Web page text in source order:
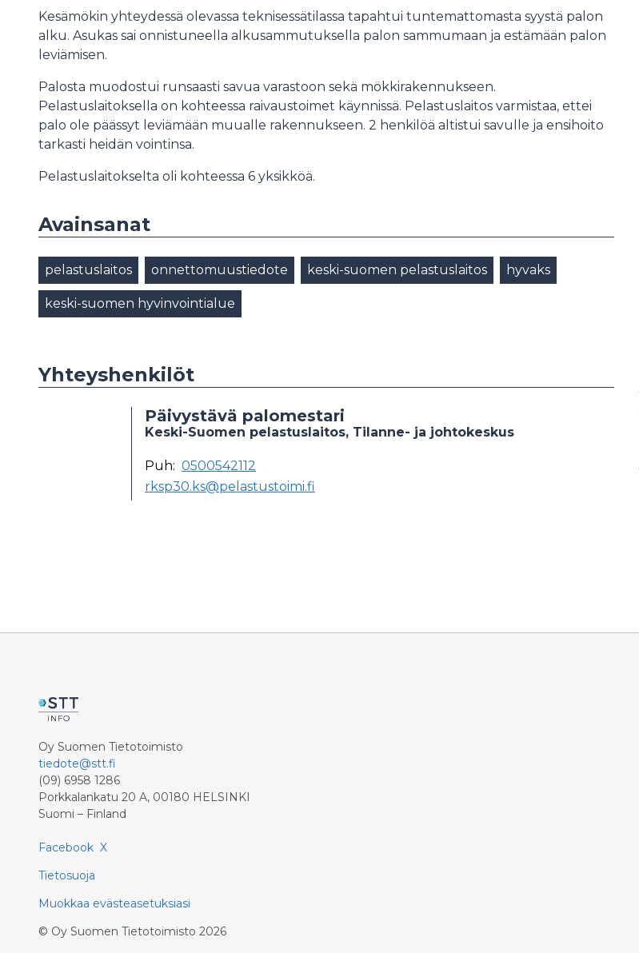
Kesämökin yhteydessä olevassa teknisessätilassa tapahtui tuntemattomasta syystä palon
alku. Asukas sai onnistuneella alkusammutuksella palon sammumaan ja estämään palon
leviämisen.
Palosta muodostui runsaasti savua varastoon sekä mökkirakennukseen.
Pelastuslaitoksella on kohteessa raivaustoimet käynnissä. Pelastuslaitos varmistaa, ettei
palo ole päässyt leviämään muualle rakennukseen. 2 henkilöä altistui savulle ja ensihoito
tarkasti heidän vointinsa.
Pelastuslaitokselta oli kohteessa 6 yksikköä.
Avainsanat
pelastuslaitos onnettomuustiedote keski-suomen pelastuslaitos hyvaks
keski-suomen hyvinvointialue
Yhteyshenkilöt
Päivystävä palomestari
Keski-Suomen pelastuslaitos, Tilanne- ja johtokeskus
Puh: 0500542112
rksp30.ks@pelastustoimi.fi
Oy Suomen Tietotoimisto
tiedote@stt.fi
(09) 6958 1286
Porkkalankatu 20 A, 00180 HELSINKI
Suomi – Finland
Facebook X
Tietosuoja
Muokkaa evästeasetuksiasi
© Oy Suomen Tietotoimisto 2026